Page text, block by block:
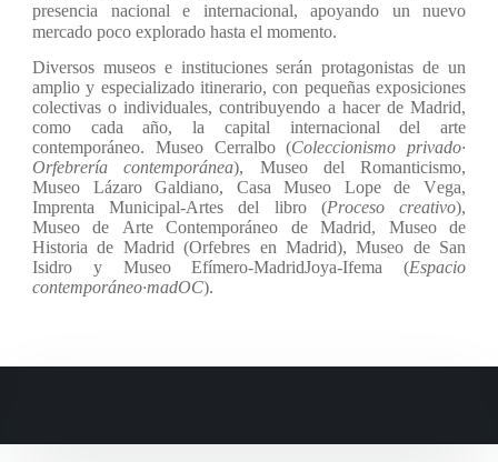
presencia nacional e internacional, apoyando un nuevo
mercado poco explorado hasta el momento.
Diversos museos e instituciones serán protagonistas de un
amplio y especializado itinerario, con pequeñas exposiciones
colectivas o individuales, contribuyendo a hacer de Madrid,
como cada año, la capital internacional del arte
contemporáneo. Museo Cerralbo (Coleccionismo privado·
Orfebrería contemporánea), Museo del Romanticismo,
Museo Lázaro Galdiano, Casa Museo Lope de Vega,
Imprenta Municipal-Artes del libro (Proceso creativo),
Museo de Arte Contemporáneo de Madrid, Museo de
Historia de Madrid (Orfebres en Madrid), Museo de San
Isidro y Museo Efímero-MadridJoya-Ifema (Espacio
contemporáneo·madOC).